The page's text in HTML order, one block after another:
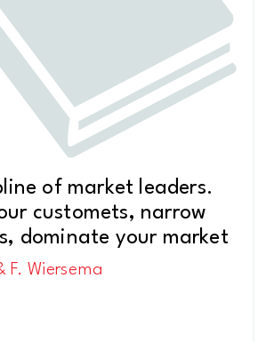
of market leaders.
customets, narrow
dominate your market
F. Wiersema